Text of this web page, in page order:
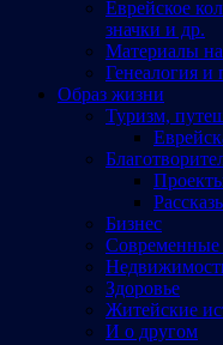
Еврейское
значки и др.
Материалы
Генеалогия и
Образ жизни
Туризм,
Бизнес
Современные
Здоровье
Житейские
И о другом